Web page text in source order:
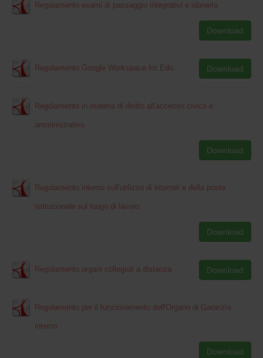
Regolamento esami di passaggio integrativi e idoneita
Download
Regolamento Google Workspace for Edu Download
Regolamento in materia di diritto all'accesso civico e
amministrativo
Download
Regolamento interno sull'utilizzo di internet e della posta
istituzionale sul luogo di lavoro
Download
Regolamento organi collegiali a distanza Download
Regolamento per il funzionamento dell'Organo di Garanzia
interno
Download